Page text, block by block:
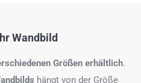
Wandbild
Größen erhältlich.
hängt von der Größe